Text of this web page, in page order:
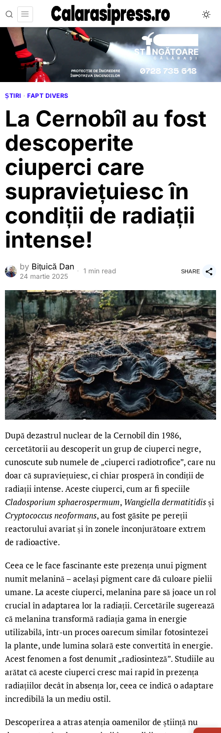
ȘTIRI · FAPT DIVERS
La Cernobîl au fost
descoperite
ciuperci care
supraviețuiesc în
condiții de radiații
intense!
by Bițuică Dan
24 martie 2025
1 min read SHARE
După dezastrul nuclear de la Cernobîl din 1986,
cercetătorii au descoperit un grup de ciuperci negre,
cunoscute sub numele de „ciuperci radiotrofice”, care nu
doar că supraviețuiesc, ci chiar prosperă în condiții de
radiații intense. Aceste ciuperci, cum ar fi speciile
Cladosporium sphaerospermum, Wangiella dermatitidisși
Cryptococcus neoformans, au fost găsite pe pereții
reactorului avariat și în zonele înconjurătoare extrem
de radioactive.
Ceea ce le face fascinante este prezența unui pigment
numit melanină – același pigment care dă culoare pielii
umane. La aceste ciuperci, melanina pare să joace un rol
crucial în adaptarea lor la radiații. Cercetările sugerează
că melanina transformă radiația gama în energie
utilizabilă, într-un proces oarecum similar fotosintezei
la plante, unde lumina solară este convertită în energie.
Acest fenomen a fost denumit „radiosinteză”. Studiile au
arătat că aceste ciuperci cresc mai rapid în prezența
radiațiilor decât în absența lor, ceea ce indică o adaptare
incredibilă la un mediu ostil.
Descoperirea a atras atenția oamenilor de știință nu